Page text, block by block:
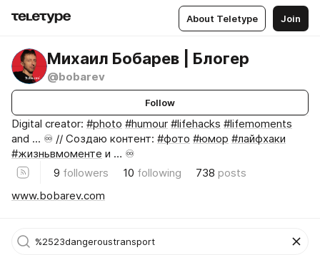
About Teletype Join
Михаил Бобарев | Блогер
@bobarev
Follow
Digital creator: #photo #humour #lifehacks #lifemoments
and ... ♾️ // Создаю контент: #фото #юмор #лайфхаки
#жизньвмоменте и … ♾️
9 followers 10 following 738 posts
www.bobarev.com